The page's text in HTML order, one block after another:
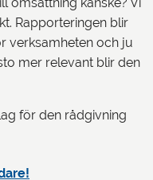
omsättning kanske? Vi
Rapporteringen blir
verksamheten och ju
mer relevant blir den
för den rådgivning